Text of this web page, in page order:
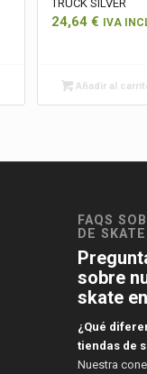
TRUCK SILVER
24,64 € IVA
Añadir al
FAQS
DE
sobre
skate
¿Qué
tiendas de
Nuestra